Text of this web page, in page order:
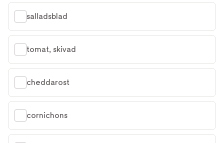
salladsblad
tomat, skivad
cheddarost
cornichons